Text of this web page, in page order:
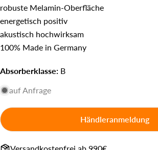
robuste Melamin-Oberfläche
energetisch positiv
akustisch hochwirksam
100% Made in Germany
Absorberklasse: B
auf Anfrage
Händleranmeldung
Die mit * gekennzeichneten Felder sind Pflichtfelder.